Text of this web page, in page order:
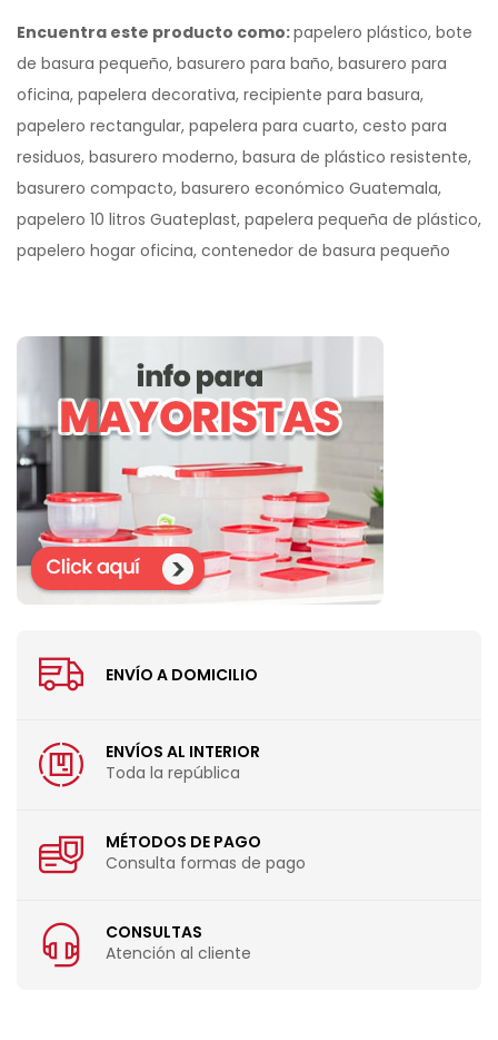
Encuentra este producto como:papelero plástico, bote
de basura pequeño, basurero para baño, basurero para
oficina, papelera decorativa, recipiente para basura,
papelero rectangular, papelera para cuarto, cesto para
residuos, basurero moderno, basura de plástico resistente,
basurero compacto, basurero económico Guatemala,
papelero 10 litros Guateplast, papelera pequeña de plástico,
papelero hogar oficina, contenedor de basura pequeño
ENVÍO A DOMICILIO
ENVÍOS AL INTERIOR
Toda la república
MÉTODOS DE PAGO
Consulta formas de pago
CONSULTAS
Atención al cliente